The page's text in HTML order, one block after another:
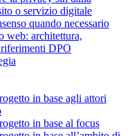
o servizio digitale
quando necessario
web: architettura,
DPO
in base agli attori
in base al focus